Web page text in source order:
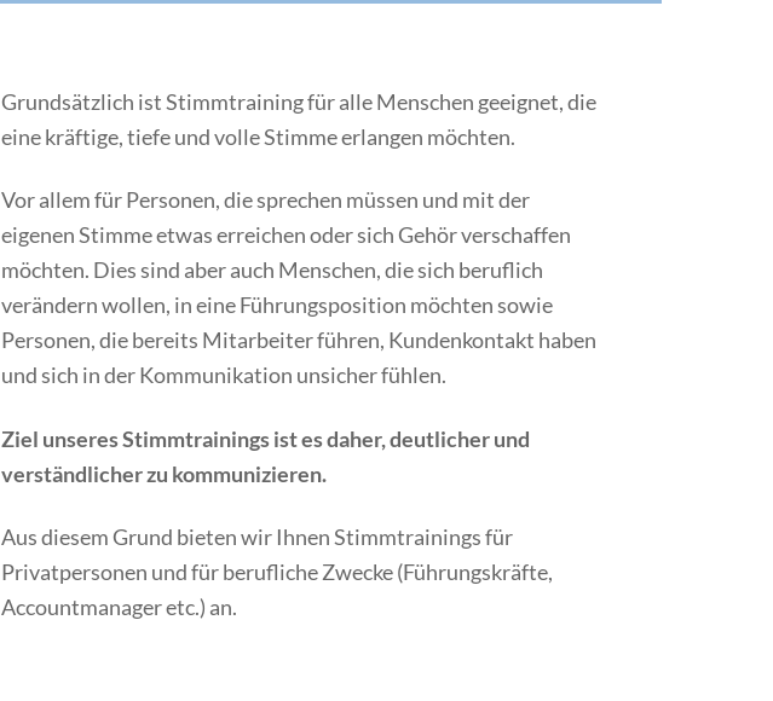
Grundsätzlich ist Stimmtraining für alle Menschen geeignet, die
eine kräftige, tiefe und volle Stimme erlangen möchten.
Vor allem für Personen, die sprechen müssen und mit der
eigenen Stimme etwas erreichen oder sich Gehör verschaffen
möchten. Dies sind aber auch Menschen, die sich beruflich
verändern wollen, in eine Führungsposition möchten sowie
Personen, die bereits Mitarbeiter führen, Kundenkontakt haben
und sich in der Kommunikation unsicher fühlen.
Ziel unseres Stimmtrainings ist es daher, deutlicher und
verständlicher zu kommunizieren.
Aus diesem Grund bieten wir Ihnen Stimmtrainings für
Privatpersonen und für berufliche Zwecke (Führungskräfte,
Accountmanager etc.) an.